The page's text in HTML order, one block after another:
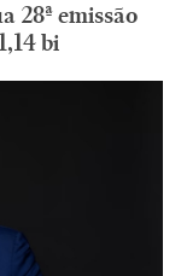
28ª emissão
bi